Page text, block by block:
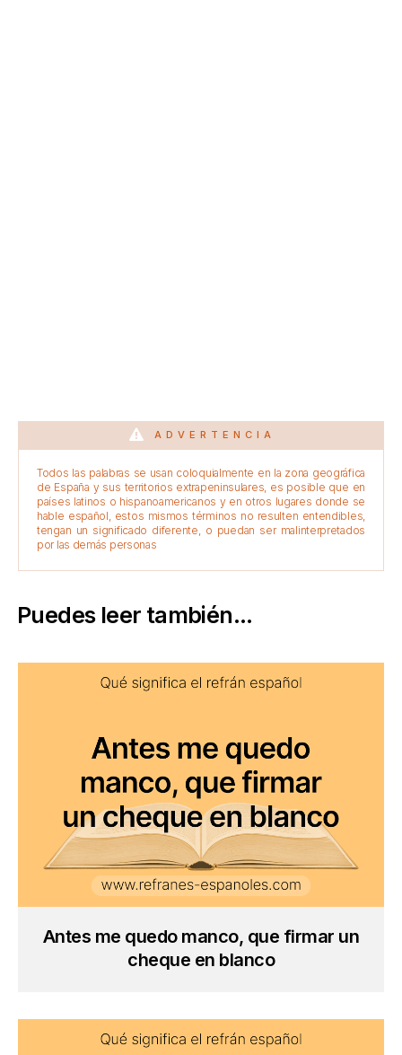
ADVERTENCIA
Todos las palabras se usan coloquialmente en la zona geográfica
de España y sus territorios extrapeninsulares, es posible que en
países latinos o hispanoamericanos y en otros lugares donde se
hable español, estos mismos términos no resulten entendibles,
tengan un significado diferente, o puedan ser malinterpretados
por las demás personas
Puedes leer también...
Antes me quedo manco, que firmar un
cheque en blanco